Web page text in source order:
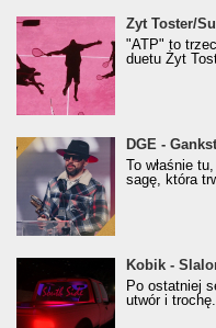
Żyt Toster/SurfAir -
Żyt Toster/
"ATP" to
duetu Żyt
donGURALesko z
Klasyczny/
(Popkillery 2023)
DGE -
To właśnie
sagę, która
Kobik - Slalom ft.
[Official Music
Kobik -
Po ostatniej
utwór i trochę...